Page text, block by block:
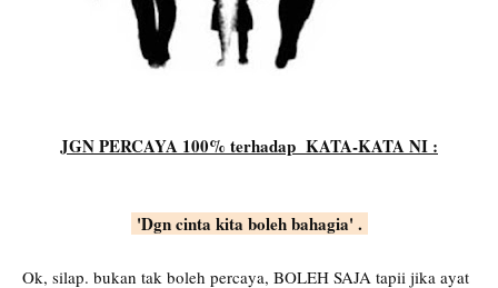
JGN PERCAYA 100% terhadap KATA-KATA NI :
'Dgn cinta kita boleh bahagia' .
Ok, silap. bukan tak boleh percaya, BOLEH SAJA tapii jika ayat